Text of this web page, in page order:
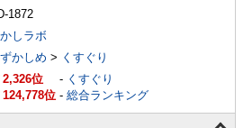
1872
しラボ
かしめ > くすぐり
2,326 - くすぐり
124,778
- 総合ランキング